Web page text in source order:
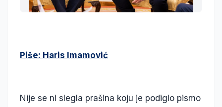
Piše: Haris Imamović
Nije se ni slegla prašina koju je podiglo pismo